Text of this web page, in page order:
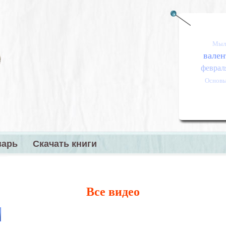
Скачать книги
Все видео